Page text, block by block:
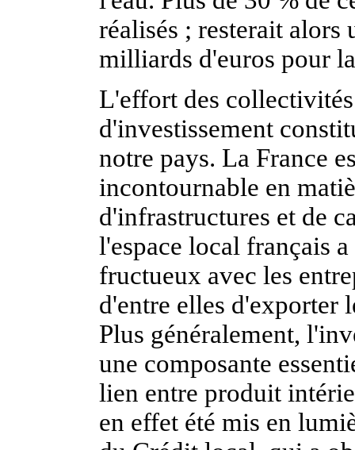
réalisés ; resterait alors
milliards d'euros pour
L'effort des
d'investissement
notre pays. La France
incontournable en
d'infrastructures et de
l'espace local français
fructueux avec les
d'entre elles d'exporter
Plus généralement,
une composante
lien entre produit
en effet été mis en